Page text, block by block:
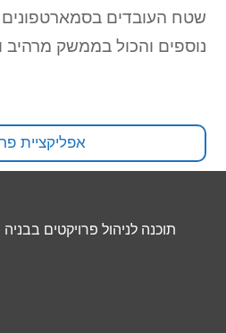
שטח העובדים בסמארטפונים
נוספים והכול בממשק מרהיב
אפליקציית
תוכנה לניהול פרויקטים בבניה